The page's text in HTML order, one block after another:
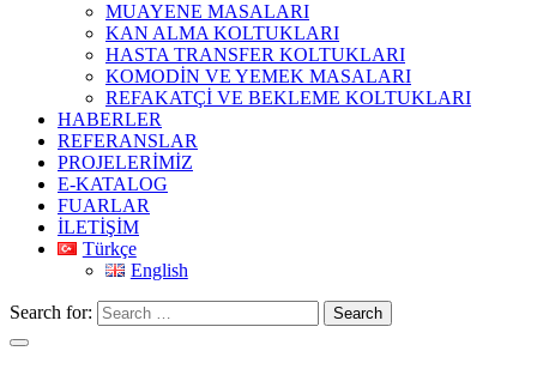
MUAYENE MASALARI
KAN ALMA KOLTUKLARI
HASTA TRANSFER KOLTUKLARI
KOMODİN VE YEMEK MASALARI
REFAKATÇİ VE BEKLEME KOLTUKLARI
HABERLER
REFERANSLAR
PROJELERİMİZ
E-KATALOG
FUARLAR
İLETİŞİM
Türkçe
English
Search for: Search